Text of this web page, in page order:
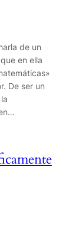
de un
en ella
De ser un